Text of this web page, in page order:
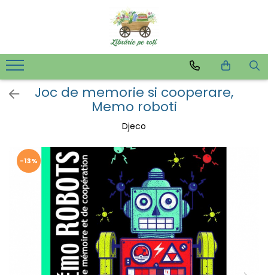
Joc de memorie si cooperare,
Memo roboti
Djeco
-13%